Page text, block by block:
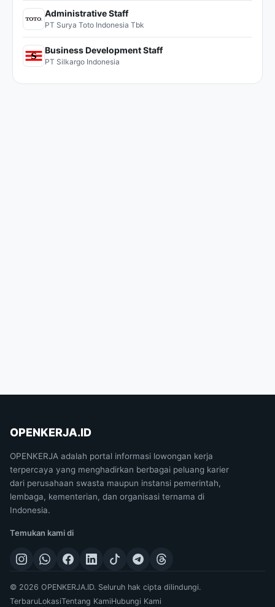
Administrative Staff
PT Surya Toto Indonesia Tbk
Business Development Staff
PT Silkargo Indonesia
OPENKERJA.ID
OPENKERJA adalah portal informasi lowongan kerja
terpercaya yang menghadirkan berbagai peluang karier
dari perusahaan swasta maupun instansi pemerintah,
lembaga, kementerian, dan organisasi ternama di
Indonesia.
Temukan kami di
© 2026 OPENKERJA.ID. Seluruh hak cipta dilindungi.
TerbaruLokasiTentang KamiHubungi Kami